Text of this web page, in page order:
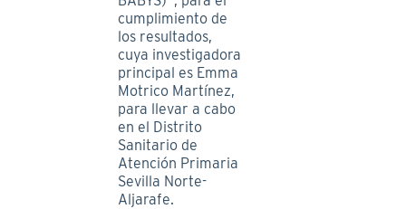
cumplimiento de
los resultados,
cuya investigadora
principal es Emma
Motrico Martínez,
para llevar a cabo
en el Distrito
Sanitario de
Atención Primaria
Sevilla Norte-
Aljarafe.